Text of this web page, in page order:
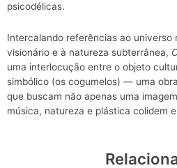
psicodélicas.
Intercalando referências ao universo
visionário e à natureza subterrânea,
uma interlocução entre o objeto
simbólico (os cogumelos) — uma
que buscam não apenas uma
música, natureza e plástica colidem